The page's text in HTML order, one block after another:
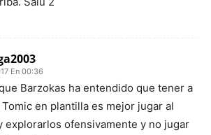
En 00:36
Barzokas ha entendido que tener a
Tomic en plantilla es mejor jugar al
explorarlos ofensivamente y no jugar